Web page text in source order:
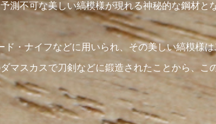
測不可な美しい縞模様が現れる神秘的な鋼材と
・ナイフなどに用いられ、その美しい縞模様は
マスカスで刀剣などに鍛造されたことから、こ